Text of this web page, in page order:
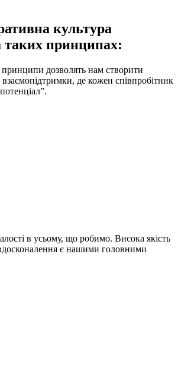
культура
таких принципах:
дозволять нам створити
де кожен співпробітник
в усьому, що робимо. Висока якість
є нашими головними